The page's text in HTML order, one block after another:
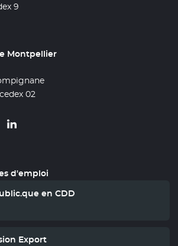
9
Montpellier
02
Xsur Facebook
nous sur Youtube
fenêtre
nous sur Instagram
- Nouvelle fenêtre
Retrouvez nous sur Linkedin
- Nouvelle fenêtre
d'emploi
en CDD
Export